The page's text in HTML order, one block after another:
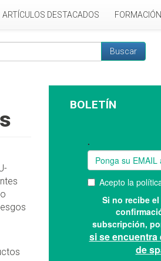
ARTÍCULOS DESTACADOS FORMACIÓN
de búsqueda
Buscar
BOLETÍN